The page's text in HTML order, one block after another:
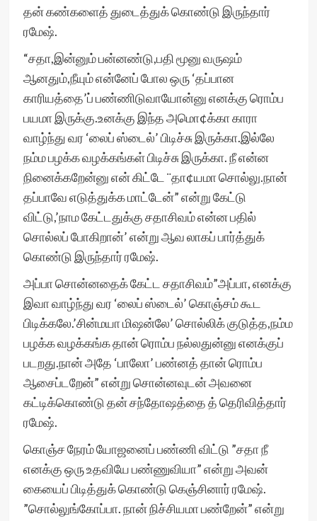
தன் கண்களைத் துடைத்துக் கொண்டு இருந்தார்
ரமேஷ்.
“சதா,இன்னும் பன்னண்டு,பதி மூனு வருஷம்
ஆனதும்,நீயும் என்னேப் போல ஒரு ‘தப்பான
காரியத்தை’ப் பண்ணிடுவாயோன்னு எனக்கு ரொம்ப
பயமா இருக்கு.உனக்கு இந்த அமொ¢க்கா காரா
வாழ்ந்து வர ‘லைப் ஸ்டைல்’ பிடிச்சு இருக்கா.இல்லே
நம்ம பழக்க வழக்கங்கள் பிடிச்சு இருக்கா. நீ என்ன
நினைக்கறேன்னு என் கிட்டே ¨தா¢யமா சொல்லு.நான்
தப்பாவே எடுத்துக்க மாட்டேன்” என்று கேட்டு
விட்டு,’நாம கேட்டதுக்கு சதாசிவம் என்ன பதில்
சொல்லப் போகிறான்’ என்று ஆவ லாகப் பார்த்துக்
கொண்டு இருந்தார் ரமேஷ்.
அப்பா சொன்னதைக் கேட்ட சதாசிவம்”அப்பா, எனக்கு
இவா வாழ்ந்து வர ‘லைப் ஸ்டைல்’ கொஞ்சம் கூட
பிடிக்கலே.’சின்மயா மிஷன்லே’ சொல்லிக் குடுத்த,நம்ம
பழக்க வழக்கங்க தான் ரொம்ப நல்லதுன்னு எனக்குப்
படறது.நான் அதே ‘பாலோ’ பண்னத் தான் ரொம்ப
ஆசைப்டறேன்” என்று சொன்னவுடன் அவனை
கட்டிக்கொண்டு தன் சந்தோஷத்தை த் தெரிவித்தார்
ரமேஷ்.
கொஞ்ச நேரம் யோஜனைப் பண்ணி விட்டு ”சதா நீ
எனக்கு ஒரு உதவியே பண்ணுவியா” என்று அவன்
கையைப் பிடித்துக் கொண்டு கெஞ்சினார் ரமேஷ்.
”சொல்லுங்கோப்பா. நான் நிச்சியமா பண்றேன்” என்று